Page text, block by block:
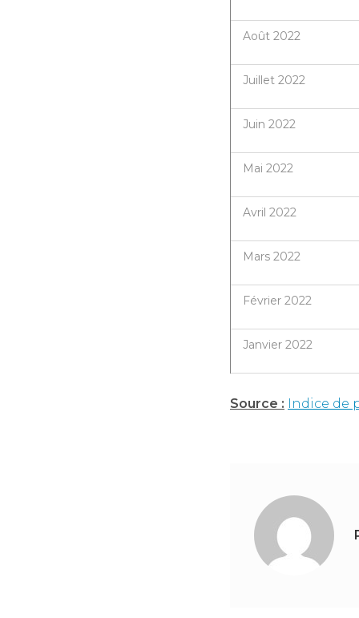
Août 2022
Juillet 2022
Juin 2022
Mai 2022
Avril 2022
Mars 2022
Février 2022
Janvier 2022
Source : Indice de